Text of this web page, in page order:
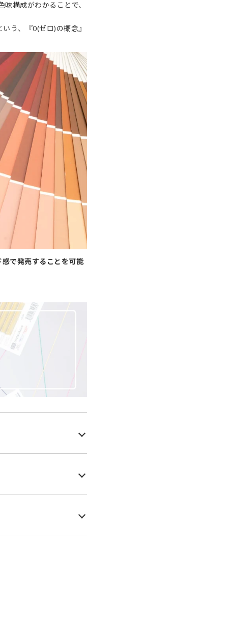
構成がわかることで、
う、『0(ゼロ)の概念』
で発売することを可能